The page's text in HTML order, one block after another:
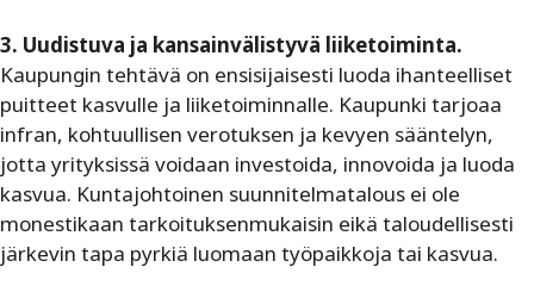
3. Uudistuva ja kansainvälistyvä liiketoiminta.
Kaupungin tehtävä on ensisijaisesti luoda ihanteelliset
puitteet kasvulle ja liiketoiminnalle. Kaupunki tarjoaa
infran, kohtuullisen verotuksen ja kevyen sääntelyn,
jotta yrityksissä voidaan investoida, innovoida ja luoda
kasvua. Kuntajohtoinen suunnitelmatalous ei ole
monestikaan tarkoituksenmukaisin eikä taloudellisesti
järkevin tapa pyrkiä luomaan työpaikkoja tai kasvua.